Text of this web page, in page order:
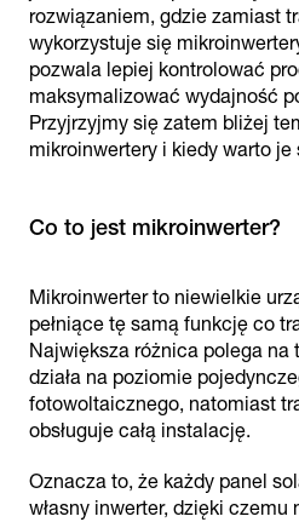
rozwiązaniem, gdzie zamiast
wykorzystuje się
pozwala lepiej kontrolować
maksymalizować wydajność
Przyjrzyjmy się zatem bliżej
mikroinwertery i kiedy warto je
Co to jest mikroinwerter?
Mikroinwerter to niewielkie
pełniące tę samą funkcję co
Największa różnica polega na
działa na poziomie
fotowoltaicznego, natomiast
obsługuje całą instalację.
Oznacza to, że każdy panel
własny inwerter, dzięki czemu